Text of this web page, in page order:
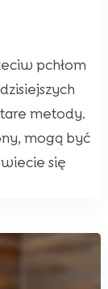
pchłom
metody.
mogą być
się